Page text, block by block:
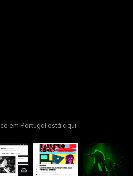
em Portugal está aqui.